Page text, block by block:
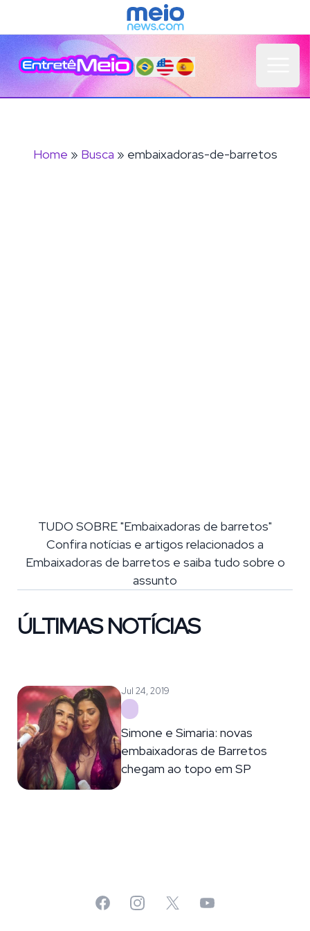
Home » Busca » embaixadoras-de-barretos
TUDO SOBRE "Embaixadoras de barretos"
Confira notícias e artigos relacionados a
Embaixadoras de barretos e saiba tudo sobre o
assunto
ÚLTIMAS NOTÍCIAS
Jul 24, 2019
Simone e Simaria: novas
embaixadoras de Barretos
chegam ao topo em SP
FacebookInstagram
X YouTube